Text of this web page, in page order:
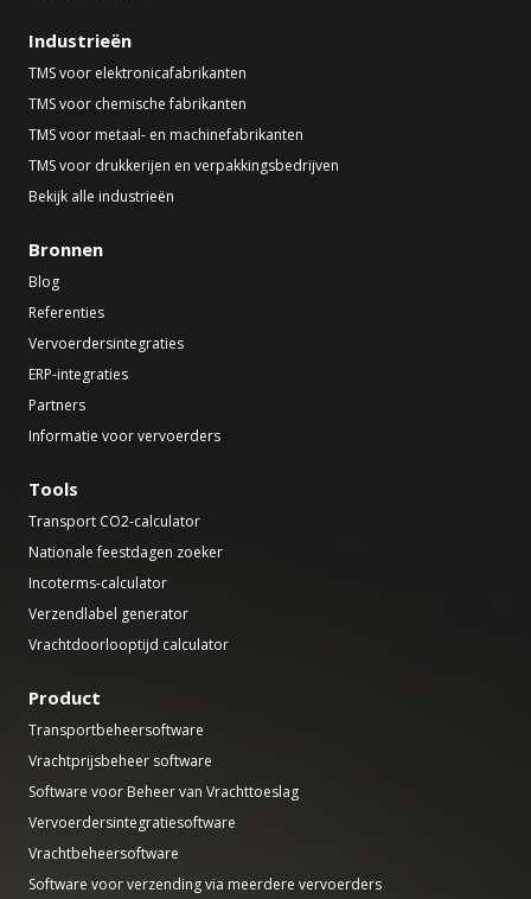
Industrieën
TMS voor elektronicafabrikanten
TMS voor chemische fabrikanten
TMS voor metaal- en machinefabrikanten
TMS voor drukkerijen en verpakkingsbedrijven
Bekijk alle industrieën
Bronnen
Blog
Referenties
Vervoerdersintegraties
ERP-integraties
Partners
Informatie voor vervoerders
Tools
Transport CO2-calculator
Nationale feestdagen zoeker
Incoterms-calculator
Verzendlabel generator
Vrachtdoorlooptijd calculator
Product
Transportbeheersoftware
Vrachtprijsbeheer software
Software voor Beheer van Vrachttoeslag
Vervoerdersintegratiesoftware
Vrachtbeheersoftware
Software voor verzending via meerdere vervoerders